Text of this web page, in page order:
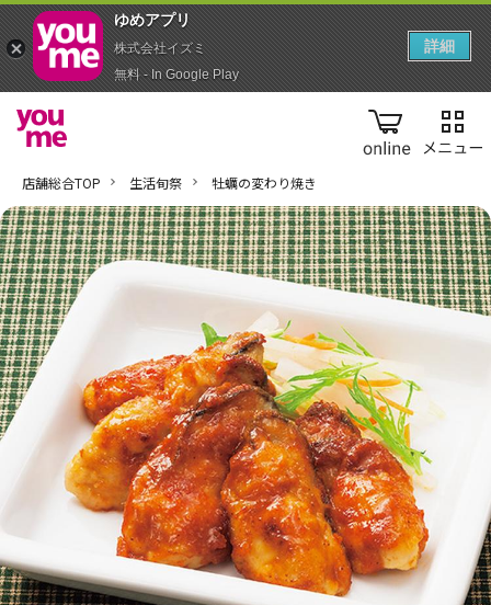
online
店舗総合TOP 生活旬祭 牡蠣の変わり焼き
ゆめアプ‪リ‬
株式会社イズミ
無料 - In Google Play
詳細